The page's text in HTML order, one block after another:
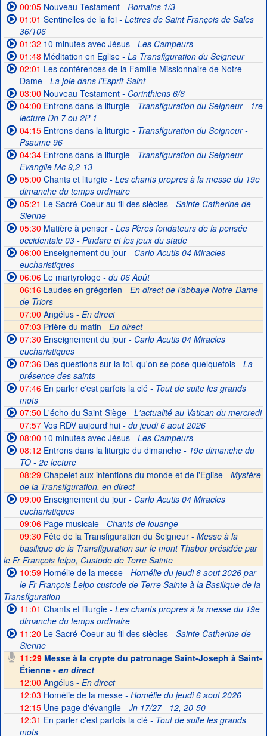
00:05Nouveau Testament- Romains 1/3
01:01 Sentinelles de la foi- Lettres de Saint François de Sales
36/106
01:32 10 minutes avec Jésus- Les Campeurs
01:48 Méditation en Eglise- La Transfiguration du Seigneur
02:01 Les conférences de la Famille Missionnaire de Notre-
Dame- La joie dans l’Esprit-Saint
03:00 Nouveau Testament- Corinthiens 6/6
04:00 Entrons dans la liturgie- Transfiguration du Seigneur - 1re
lecture Dn 7 ou 2P 1
04:15Entrons dans la liturgie- Transfiguration du Seigneur -
Psaume 96
04:34Entrons dans la liturgie- Transfiguration du Seigneur -
Evangile Mc 9,2-13
05:00 Chants et liturgie- Les chants propres à la messe du 19e
dimanche du temps ordinaire
05:21 Le Sacré-Coeur au fil des siècles- Sainte Catherine de
Sienne
05:30 Matière à penser- Les Pères fondateurs de la pensée
occidentale 03 - Pindare et les jeux du stade
06:00 Enseignement du jour- Carlo Acutis 04 Miracles
eucharistiques
06:06Le martyrologe- du 06 Août
06:16 Laudes en grégorien - En direct de l'abbaye Notre-Dame
de Triors
07:00 Angélus - En direct
07:03 Prière du matin - En direct
07:30 Enseignement du jour- Carlo Acutis 04 Miracles
eucharistiques
07:36Des questions sur la foi, qu'on se pose quelquefois- La
présence des saints
07:46En parler c'est parfois la clé- Tout de suite les grands
mots
07:50 L'écho du Saint-Siège- L'actualité au Vatican du mercredi
07:57Vos RDV aujourd'hui- du jeudi 6 aout 2026
08:00 10 minutes avec Jésus- Les Campeurs
08:12 Entrons dans la liturgie du dimanche- 19e dimanche du
TO - 2e lecture
08:29 Chapelet aux intentions du monde et de l'Eglise - Mystère
de la Transfiguration, en direct
09:00 Enseignement du jour- Carlo Acutis 04 Miracles
eucharistiques
09:06Page musicale- Chants de louange
09:30 Fête de la Transfiguration du Seigneur - Messe à la
basilique de la Transfiguration sur le mont Thabor présidée par
le Fr François Ielpo, Custode de Terre Sainte
10:59Homélie de la messe- Homélie du jeudi 6 aout 2026 par
le Fr François Lelpo custode de Terre Sainte à la Basilique de la
Transfiguration
11:01 Chants et liturgie- Les chants propres à la messe du 19e
dimanche du temps ordinaire
11:20 Le Sacré-Coeur au fil des siècles- Sainte Catherine de
Sienne
11:29Messe à la crypte du patronage Saint-Joseph à Saint-
Étienne - en direct
12:00 Angélus - En direct
12:03 Homélie de la messe- Homélie du jeudi 6 aout 2026
12:15Une page d'évangile- Jn 17/27 - 12, 20-50
12:31 En parler c'est parfois la clé- Tout de suite les grands
mots